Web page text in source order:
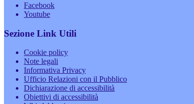
Facebook
Youtube
Sezione Link Utili
Cookie policy
Note legali
Informativa Privacy
Ufficio Relazioni con il Pubblico
Dichiarazione di accessibilità
Obiettivi di accessibilità